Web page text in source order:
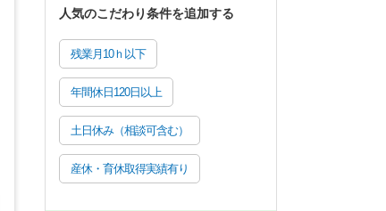
人気のこだわり条件を追加する
残業月10ｈ以下
年間休日120日以上
土日休み（相談可含む）
産休・育休取得実績有り